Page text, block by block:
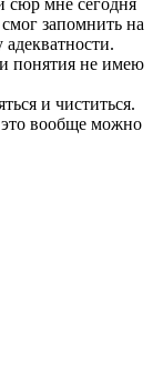
запомнить на
понятия не имею
и чиститься.
это вообще можно